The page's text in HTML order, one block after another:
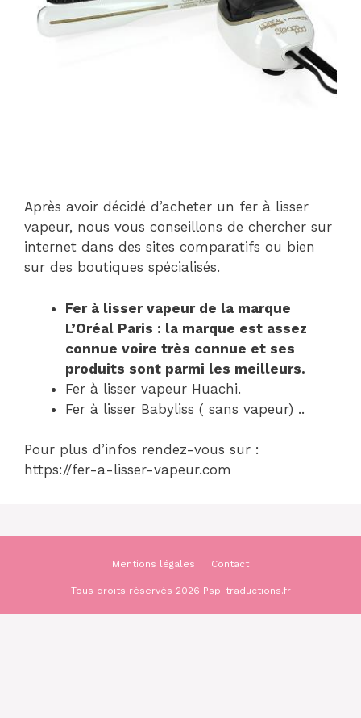
Après avoir décidé d’acheter un fer à lisser
vapeur, nous vous conseillons de chercher sur
internet dans des sites comparatifs ou bien
sur des boutiques spécialisés.
Fer à lisser vapeur de la marque
L’Oréal Paris : la marque est assez
connue voire très connue et ses
produits sont parmi les meilleurs.
Fer à lisser vapeur Huachi.
Fer à lisser Babyliss ( sans vapeur) ..
Pour plus d’infos rendez-vous sur :
https://fer-a-lisser-vapeur.com
Mentions légales Contact
Tous droits réservés 2026 Psp-traductions.fr